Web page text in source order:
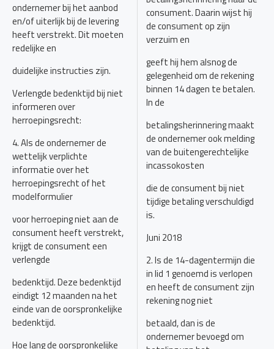
ondernemer bij het aanbod
en/of uiterlijk bij de levering
heeft verstrekt. Dit moeten
redelijke en
duidelijke instructies zijn.
Verlengde bedenktijd bij niet
informeren over
herroepingsrecht:
4. Als de ondernemer de
wettelijk verplichte
informatie over het
herroepingsrecht of het
modelformulier
voor herroeping niet aan de
consument heeft verstrekt,
krijgt de consument een
verlengde
bedenktijd. Deze bedenktijd
eindigt 12 maanden na het
einde van de oorspronkelijke
bedenktijd.
Hoe lang de oorspronkelijke
consument. Daarin wijst hij
de consument op zijn
verzuim en
geeft hij hem alsnog de
gelegenheid om de rekening
binnen 14 dagen te betalen.
In de
betalingsherinnering maakt
de ondernemer ook melding
van de buitengerechtelijke
incassokosten
die de consument bij niet
tijdige betaling verschuldigd
is.
Juni 2018
2. Is de 14-dagentermijn die
in lid 1 genoemd is verlopen
en heeft de consument zijn
rekening nog niet
betaald, dan is de
ondernemer bevoegd om